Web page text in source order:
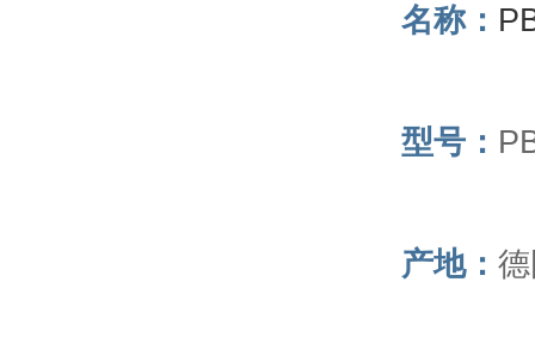
名称：
型号：
产地：